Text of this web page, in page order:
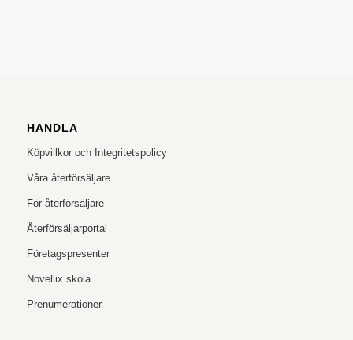
HANDLA
Köpvillkor och Integritetspolicy
Våra återförsäljare
För återförsäljare
Återförsäljarportal
Företagspresenter
Novellix skola
Prenumerationer